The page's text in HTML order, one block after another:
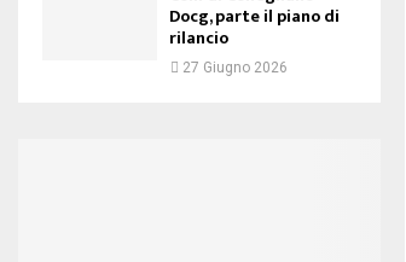
Docg, parte il piano di
rilancio
27 Giugno 2026